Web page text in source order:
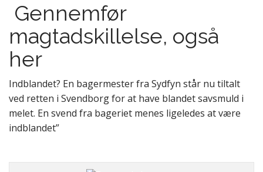
Gennemfør
magtadskillelse, også
her
Indblandet? En bagermester fra Sydfyn står nu tiltalt
ved retten i Svendborg for at have blandet savsmuld i
melet. En svend fra bageriet menes ligeledes at være
indblandet”